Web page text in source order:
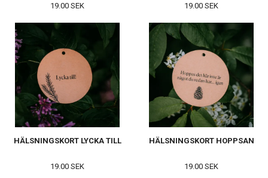
19.00 SEK
19.00 SEK
HÄLSNINGSKORT LYCKA TILL
19.00 SEK
HÄLSNINGSKORT HOPPSAN
19.00 SEK